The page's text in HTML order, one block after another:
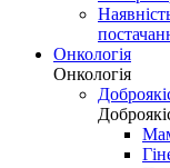
Онкологія
Онкологія